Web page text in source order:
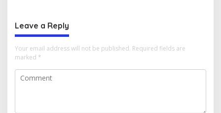
Leave a Reply
Your email address will not be published. Required fields are
marked *